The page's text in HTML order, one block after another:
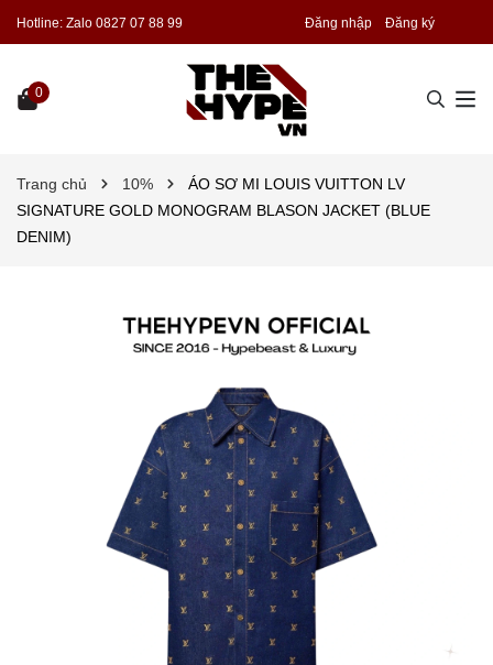
Hotline: Zalo 0827 07 88 99 Đăng nhập Đăng ký
0
Trang chủ 10%
ÁO SƠ MI LOUIS VUITTON LV
SIGNATURE GOLD MONOGRAM BLASON JACKET (BLUE
DENIM)